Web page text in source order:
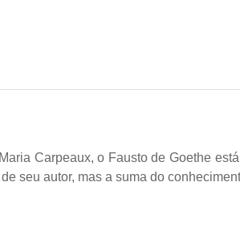
Carpeaux, o Fausto de Goethe
seu autor, mas a suma do